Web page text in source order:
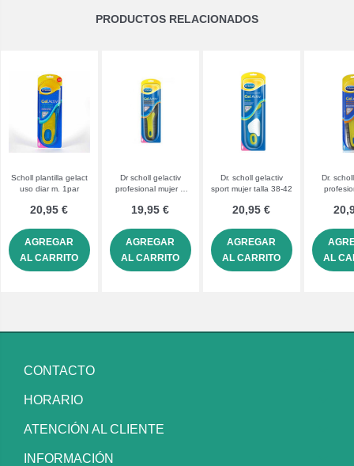
PRODUCTOS RELACIONADOS
Scholl plantilla gelact
uso diar m. 1par
20,95 €
AGREGAR
AL CARRITO
Dr scholl gelactiv
profesional mujer 1
19,95 €
AGREGAR
AL CARRITO
Dr. scholl gelactiv
sport mujer talla 38-42
20,95 €
AGREGAR
AL CARRITO
Dr.
AL
CONTACTO
HORARIO
ATENCIÓN AL CLIENTE
INFORMACIÓN